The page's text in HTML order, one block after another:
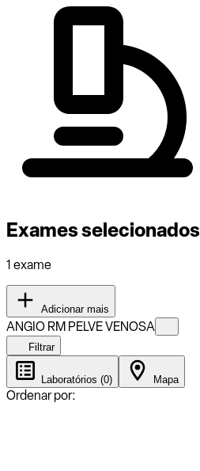
Exames selecionados
1 exame
Adicionar mais
ANGIO RM PELVE VENOSA
Filtrar
Laboratórios (0) Mapa
Ordenar por: